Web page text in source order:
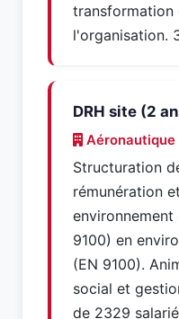
transformation
l'organisation.
DRH site (2
Aéronautique
Structuration
rémunération
environnement
9100) en
(EN 9100).
social et
de 2329